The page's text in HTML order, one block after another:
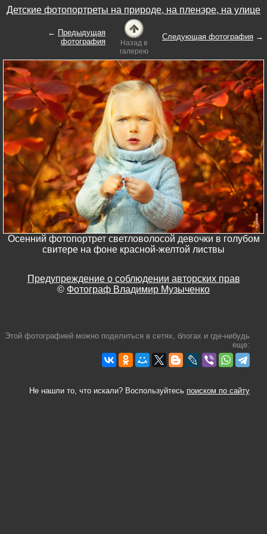
Детские фотопортреты на природе, на пленэре, на улице
← Предыдущая
фотография
Назад в
галерею
Следующая фотография →
Осенний фотопортрет светловолосой девочки в голубом
свитере на фоне красной-желтой листвы
Предупреждение о соблюдении авторских прав
© Фотограф Владимир Музыченко
Этой фотографией можно поделиться в сетях, блогах и где-нибудь
еще:
Не нашли то, что искали? Воспользуйтесь поиском по сайту